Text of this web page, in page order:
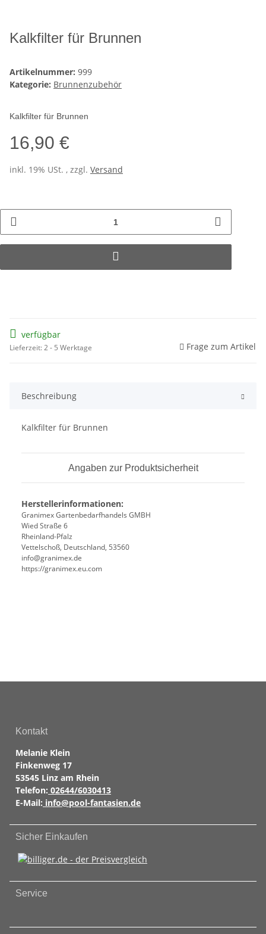
Kalkfilter für Brunnen
Artikelnummer: 999
Kategorie: Brunnenzubehör
Kalkfilter für Brunnen
16,90 €
inkl. 19% USt. , zzgl. Versand
verfügbar
Lieferzeit: 2 - 5 Werktage Frage zum Artikel
Beschreibung
Kalkfilter für Brunnen
Angaben zur Produktsicherheit
Herstellerinformationen:
Granimex Gartenbedarfhandels GMBH
Wied Straße 6
Rheinland-Pfalz
Vettelschoß, Deutschland, 53560
info@granimex.de
https://granimex.eu.com
Kontakt
Melanie Klein
Finkenweg 17
53545 Linz am Rhein
Telefon: 02644/6030413
E-Mail: info@pool-fantasien.de
Sicher Einkaufen
Service